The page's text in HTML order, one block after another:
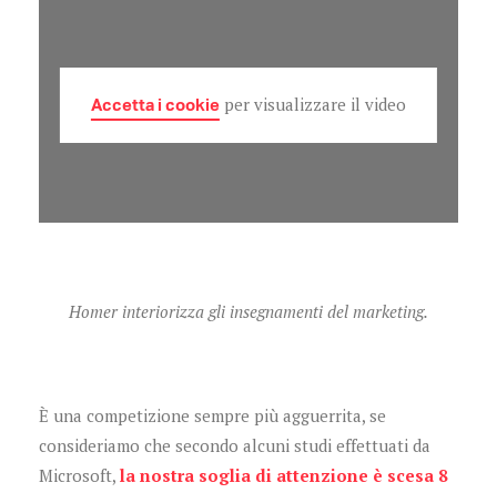
Accetta i cookie per visualizzare il video
Homer interiorizza gli insegnamenti del marketing.
È una competizione sempre più agguerrita, se
consideriamo che secondo alcuni studi effettuati da
Microsoft, la nostra soglia di attenzione è scesa 8